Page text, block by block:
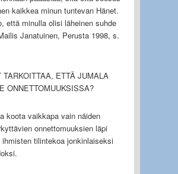
kaikkea minun tuntevan Hänet.
että minulla olisi läheinen suhde
Janatuinen, Perusta 1998, s.
TARKOITTAA, ETTÄ JUMALA
ONNETTOMUUKSISSA?
koota vaikkapa vain näiden
onnettomuuksien läpi
ihmisten tilintekoa jonkinlaiseksi